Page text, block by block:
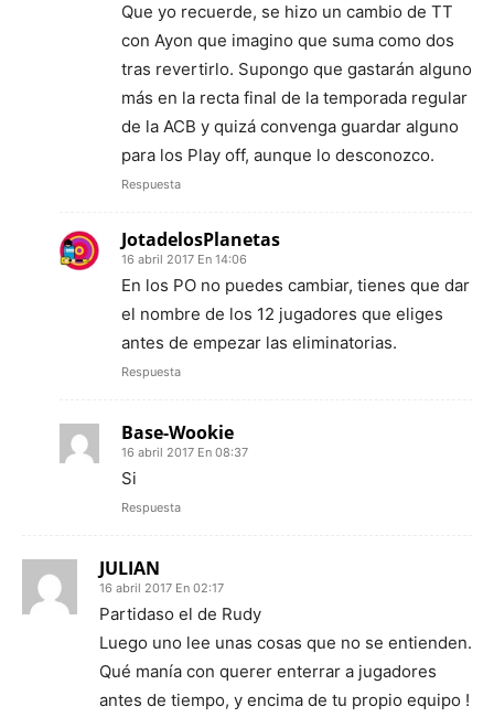
Que yo recuerde, se hizo un cambio de TT
con Ayon que imagino que suma como dos
tras revertirlo. Supongo que gastarán alguno
más en la recta final de la temporada regular
de la ACB y quizá convenga guardar alguno
para los Play off, aunque lo desconozco.
Respuesta
JotadelosPlanetas
16 abril 2017 En 14:06
En los PO no puedes cambiar, tienes que dar
el nombre de los 12 jugadores que eliges
antes de empezar las eliminatorias.
Respuesta
Base-Wookie
16 abril 2017 En 08:37
Si
Respuesta
JULIAN
16 abril 2017 En 02:17
Partidaso el de Rudy
Luego uno lee unas cosas que no se entienden.
Qué manía con querer enterrar a jugadores
antes de tiempo, y encima de tu propio equipo !